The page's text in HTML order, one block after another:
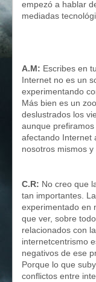
empezó a hablar
mediadas
A.M: Escribes en
Internet no es un
experimentando
Más bien es un
deslustrados los
aunque
afectando Internet
nosotros mismos
C.R: No creo que
tan importantes.
experimentado en
que ver, sobre
relacionados con
internetcentrismo
negativos de ese
Porque lo que
conflictos entre